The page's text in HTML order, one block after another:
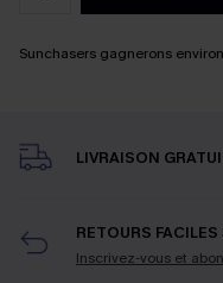
Sunchasers gagnerons environ
LIVRAISON
RETOURS
Inscrivez-vous et